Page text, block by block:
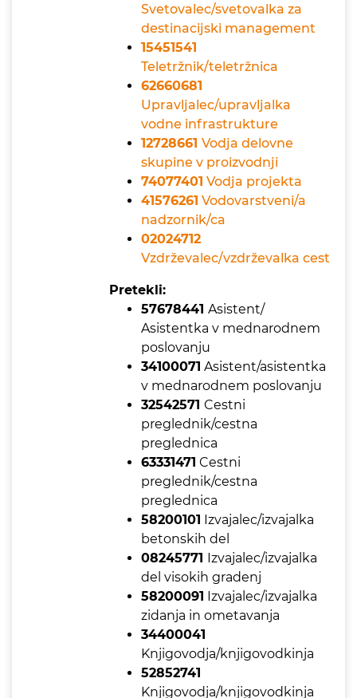
Svetovalec/svetovalka za
destinacijski management
15451541
Teletržnik/teletržnica
62660681
Upravljalec/upravljalka
vodne infrastrukture
12728661 Vodja delovne
skupine v proizvodnji
74077401 Vodja projekta
41576261 Vodovarstveni/a
nadzornik/ca
02024712
Vzdrževalec/vzdrževalka cest
Pretekli:
57678441 Asistent/
Asistentka v mednarodnem
poslovanju
34100071 Asistent/asistentka
v mednarodnem poslovanju
32542571 Cestni
preglednik/cestna
preglednica
63331471 Cestni
preglednik/cestna
preglednica
58200101 Izvajalec/izvajalka
betonskih del
08245771 Izvajalec/izvajalka
del visokih gradenj
58200091 Izvajalec/izvajalka
zidanja in ometavanja
34400041
Knjigovodja/knjigovodkinja
52852741
Knjigovodja/knjigovodkinja